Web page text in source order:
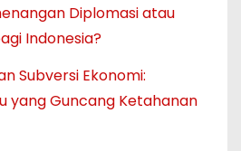
Diplomasi atau
Indonesia?
Subversi Ekonomi:
yang Guncang Ketahanan